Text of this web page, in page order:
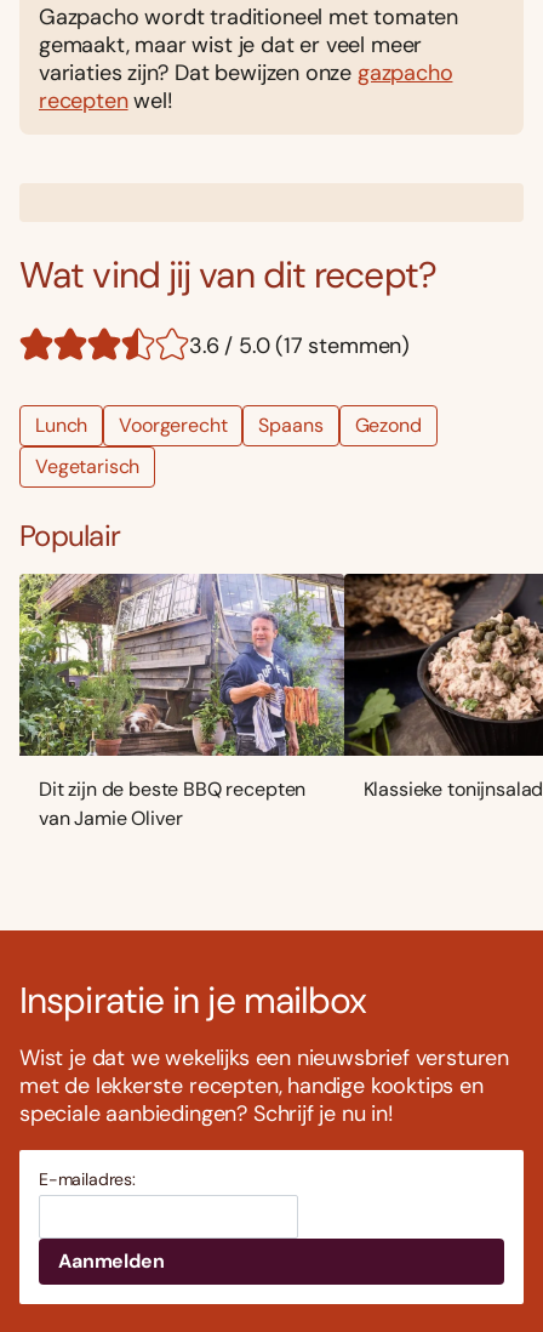
Gazpacho wordt traditioneel met tomaten
gemaakt, maar wist je dat er veel meer
variaties zijn? Dat bewijzen onze gazpacho
receptenwel!
Wat vind jij van dit recept?
3.6 / 5.0 (17 stemmen)
Lunch Voorgerecht Spaans
Gezond
Vegetarisch
Populair
Dit zijn de beste BBQ recepten
van Jamie Oliver
Klassieke
Inspiratie in je mailbox
Wist je dat we wekelijks een nieuwsbrief versturen
met de lekkerste recepten, handige kooktips en
speciale aanbiedingen? Schrijf je nu in!
E-mailadres: